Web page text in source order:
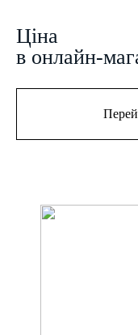
Цiна
в онлайн-